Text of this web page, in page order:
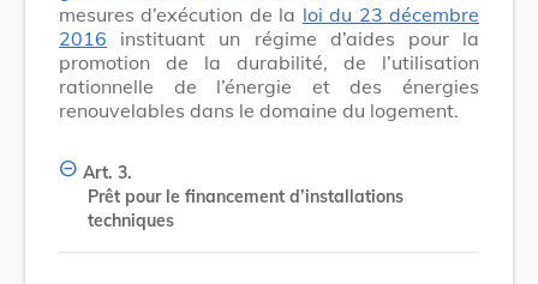
mesures d’exécution de la loi du 23 décembre
2016 instituant un régime d’aides pour la
promotion de la durabilité, de l’utilisation
rationnelle de l’énergie et des énergies
renouvelables dans le domaine du logement.
Art. 3.
Prêt pour le financement d’installations
techniques